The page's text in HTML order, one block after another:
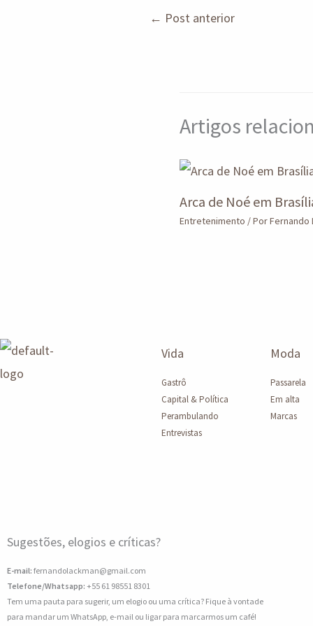
← Post anterior
Artigos
Arca de Noé em
Entretenimento / PorFernando
Vida
Gastrô
Capital & Política
Perambulando
Entrevistas
Moda
Passarela
Em alta
Marcas
Sugestões, elogios e críticas?
E-mail: fernandolackman@gmail.com
Telefone/Whatsapp: +55 61 98551 8301
Tem uma pauta para sugerir, um elogio ou uma crítica? Fique à vontade
para mandar um WhatsApp, e-mail ou ligar para marcarmos um café!